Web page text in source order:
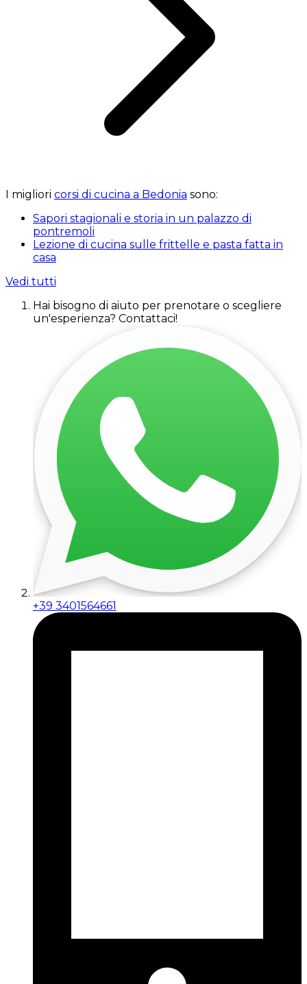
I migliori corsi di cucina a Bedonia sono:
Sapori stagionali e storia in un palazzo di
pontremoli
Lezione di cucina sulle frittelle e pasta fatta in
casa
Vedi tutti
Hai bisogno di aiuto per prenotare o scegliere
un'esperienza? Contattaci!
+39 3401564661